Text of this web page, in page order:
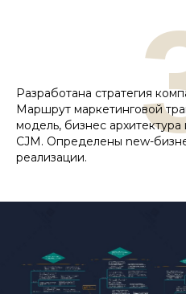
Разработана стратегия
Маршрут маркетинговой
модель, бизнес
CJM. Определены new-
реализации.